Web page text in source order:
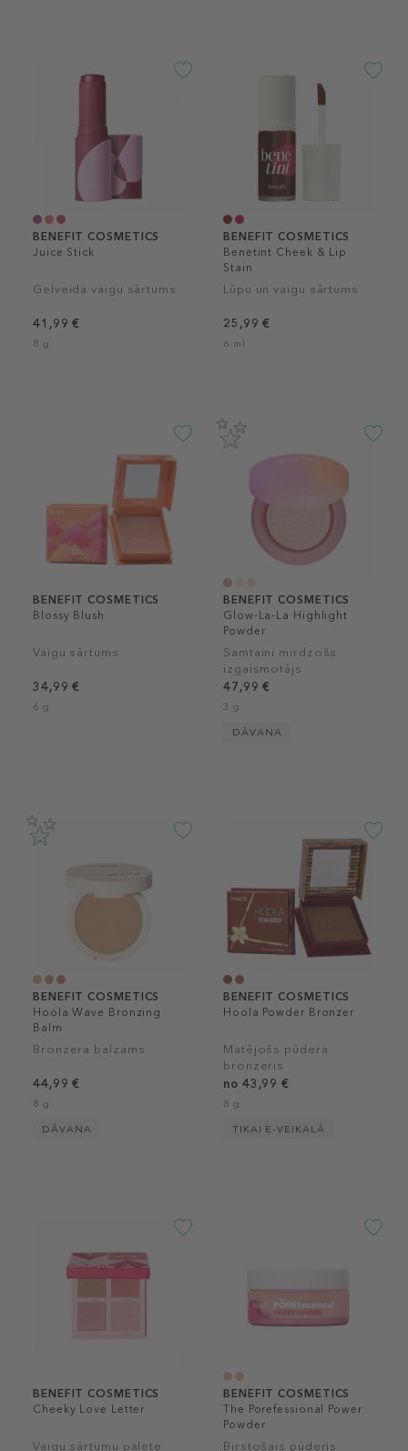
BENEFIT COSMETICS
Juice Stick
Gelveida vaigu sārtums
41,99 €
8 g
BENEFIT COSMETICS
Benetint Cheek & Lip
Stain
Lūpu un vaigu sārtums
25,99 €
6 ml
BENEFIT COSMETICS
Blossy Blush
Vaigu sārtums
34,99 €
6 g
BENEFIT COSMETICS
Glow-La-La Highlight
Powder
Samtaini mirdzošs
izgaismotājs
47,99 €
3 g
DĀVANA
BENEFIT COSMETICS
Hoola Wave Bronzing
Balm
Bronzera balzams
44,99 €
8 g
DĀVANA
BENEFIT COSMETICS
Hoola Powder Bronzer
Matējošs pūdera
bronzeris
no 43,99 €
8 g
TIKAI E-VEIKALĀ
BENEFIT COSMETICS
Cheeky Love Letter
Vaigu sārtumu palete
BENEFIT COSMETICS
The Porefessional Power
Powder
Birstošais pūderis